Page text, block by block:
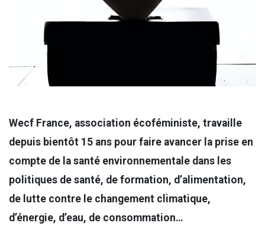
Wecf France, association écoféministe, travaille
depuis bientôt 15 ans pour faire avancer la prise en
compte de la santé environnementale dans les
politiques de santé, de formation, d’alimentation,
de lutte contre le changement climatique,
d’énergie, d’eau, de consommation…